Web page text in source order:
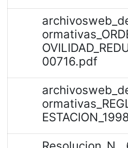
00716.pdf